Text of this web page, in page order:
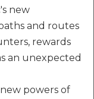
new
and routes
rewards
an unexpected
powers of